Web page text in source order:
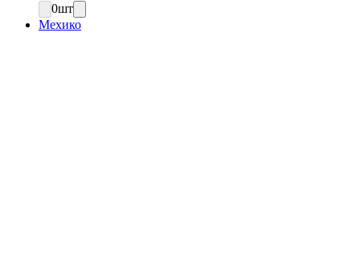
0шт
Мехико